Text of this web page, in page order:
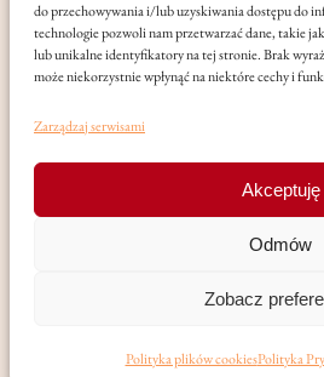
do przechowywania i/lub uzyskiwania dostępu do
technologie pozwoli nam przetwarzać dane, takie
lub unikalne identyfikatory na tej stronie. Brak
może niekorzystnie wpłynąć na niektóre cechy i
Zarządzaj serwisami
Akceptuję
Odmów
Zobacz
Polityka plików cookiesPolityka
International School of Music